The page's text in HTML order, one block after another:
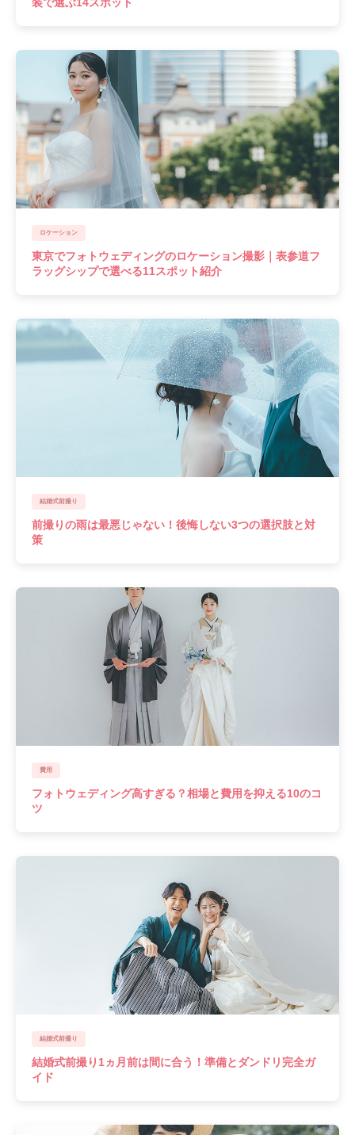
ロケーション
東京でフォトウェディングのロケーション撮影｜表参道フ
ラッグシップで選べる11スポット紹介
結婚式前撮り
前撮りの雨は最悪じゃない！後悔しない3つの選択肢と対
策
費用
フォトウェディング高すぎる？相場と費用を抑える10のコ
ツ
結婚式前撮り
結婚式前撮り1ヵ月前は間に合う！準備とダンドリ完全ガ
イド